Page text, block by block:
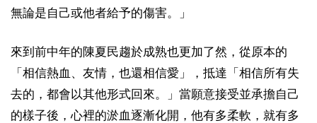
無論是自己或他者給予的傷害。」
來到前中年的陳夏民趨於成熟也更加了然，從原本的
「相信熱血、友情，也還相信愛」，抵達「相信所有失
去的，都會以其他形式回來。」當願意接受並承擔自己
的樣子後，心裡的淤血逐漸化開，他有多柔軟，就有多